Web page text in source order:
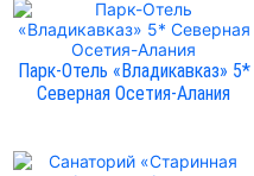
Парк-Отель «Владикавказ» 5*
Северная Осетия-Алания